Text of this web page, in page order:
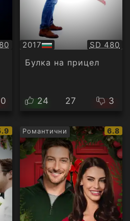
2017
БГ
аудио
SD 480
Булка на прицел
24 27 3
Романтични
IMDb
6.8